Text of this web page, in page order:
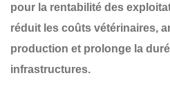
pour la rentabilité des
réduit les coûts vétérinaires,
production et prolonge la
infrastructures.